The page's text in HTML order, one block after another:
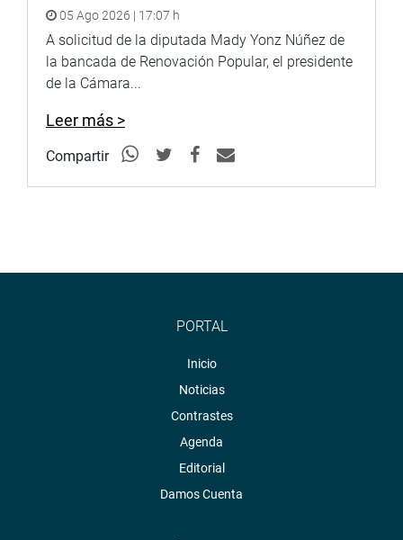
05 Ago 2026 | 17:07 h
A solicitud de la diputada Mady Yonz Núñez de
la bancada de Renovación Popular, el presidente
de la Cámara...
Leer más >
Compartir
PORTAL
Inicio
Noticias
Contrastes
Agenda
Editorial
Damos Cuenta